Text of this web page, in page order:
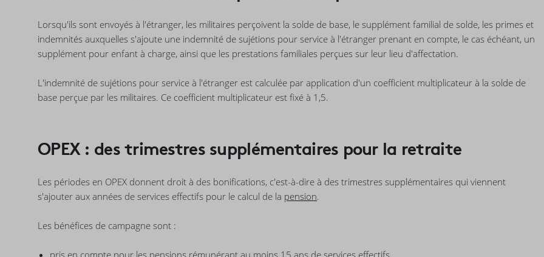
Lorsqu'ils sont envoyés à l'étranger, les militaires perçoivent la solde de base, le supplément familial de solde, les primes et
indemnités auxquelles s'ajoute une indemnité de sujétions pour service à l'étranger prenant en compte, le cas échéant, un
supplément pour enfant à charge, ainsi que les prestations familiales perçues sur leur lieu d'affectation.
L'indemnité de sujétions pour service à l'étranger est calculée par application d'un coefficient multiplicateur à la solde de
base perçue par les militaires. Ce coefficient multiplicateur est fixé à 1,5.
OPEX : des trimestres supplémentaires pour la retraite
Les périodes en OPEX donnent droit à des bonifications, c'est-à-dire à des trimestres supplémentaires qui viennent
s'ajouter aux années de services effectifs pour le calcul de la pension.
Les bénéfices de campagne sont :
pris en compte pour les pensions rémunérant au moins 15 ans de services effectifs,